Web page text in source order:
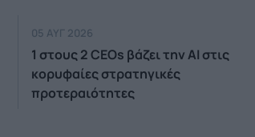
05 ΑΥΓ 2026
1 στους 2 CEOs βάζει την ΑΙ στις
κορυφαίες στρατηγικές
προτεραιότητες